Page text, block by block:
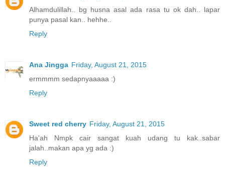
Alhamdulillah.. bg husna asal ada rasa tu ok dah.. lapar
punya pasal kan.. hehhe..
Reply
Ana Jingga Friday, August 21, 2015
ermmmm sedapnyaaaaa :)
Reply
Sweet red cherry Friday, August 21, 2015
Ha'ah Nmpk cair sangat kuah udang tu kak..sabar
jalah..makan apa yg ada :)
Reply